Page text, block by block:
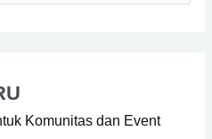
Komunitas dan Event